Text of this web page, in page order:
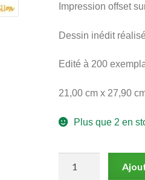
Impression offset
Dessin inédit
Edité à 200
21,00 cm x 27,90
Plus que 2 en